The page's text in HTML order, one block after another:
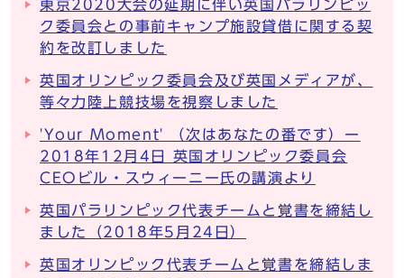
東京2020大会の延期に伴い英国パラリンピッ
ク委員会との事前キャンプ施設貸借に関する契
約を改訂しました
英国オリンピック委員会及び英国メディアが、
等々力陸上競技場を視察しました
'Your Moment' （次はあなたの番です）ー
2018年12月4日 英国オリンピック委員会
CEOビル・スウィーニー氏の講演より
英国パラリンピック代表チームと覚書を締結し
ました（2018年5月24日）
英国オリンピック代表チームと覚書を締結しま